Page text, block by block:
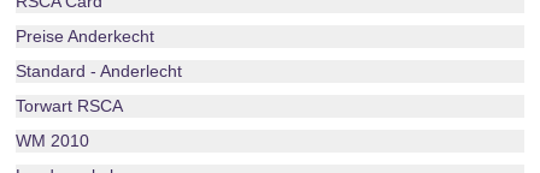
Preise Anderkecht
Standard - Anderlecht
Torwart RSCA
WM 2010